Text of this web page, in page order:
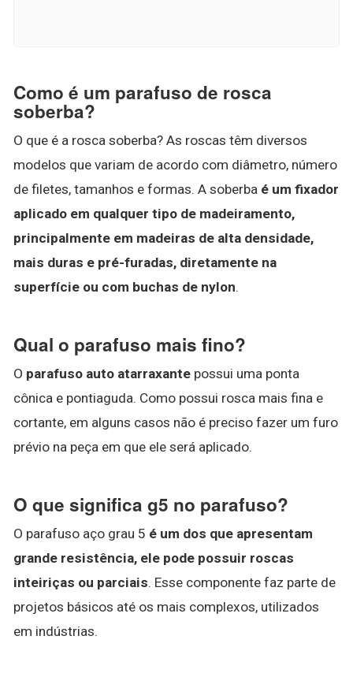
Como é um parafuso de rosca
soberba?
O que é a rosca soberba? As roscas têm diversos
modelos que variam de acordo com diâmetro, número
de filetes, tamanhos e formas. A soberba é um fixador
aplicado em qualquer tipo de madeiramento,
principalmente em madeiras de alta densidade,
mais duras e pré-furadas, diretamente na
superfície ou com buchas de nylon.
Qual o parafuso mais fino?
O parafuso auto atarraxante possui uma ponta
cônica e pontiaguda. Como possui rosca mais fina e
cortante, em alguns casos não é preciso fazer um furo
prévio na peça em que ele será aplicado.
O que significa g5 no parafuso?
O parafuso aço grau 5 é um dos que apresentam
grande resistência, ele pode possuir roscas
inteiriças ou parciais. Esse componente faz parte de
projetos básicos até os mais complexos, utilizados
em indústrias.